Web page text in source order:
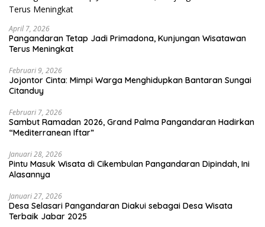
April 7, 2026
Pangandaran Tetap Jadi Primadona, Kunjungan Wisatawan
Terus Meningkat
Februari 9, 2026
Jojontor Cinta: Mimpi Warga Menghidupkan Bantaran Sungai
Citanduy
Februari 7, 2026
Sambut Ramadan 2026, Grand Palma Pangandaran Hadirkan
“Mediterranean Iftar”
Januari 28, 2026
Pintu Masuk Wisata di Cikembulan Pangandaran Dipindah, Ini
Alasannya
Januari 27, 2026
Desa Selasari Pangandaran Diakui sebagai Desa Wisata
Terbaik Jabar 2025